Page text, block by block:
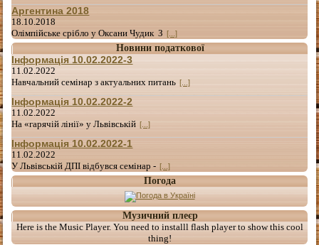
Аргентина 2018
18.10.2018
Олімпійське срібло у Оксани Чудик З
[...]
Новини податкової
Інформація 10.02.2022-3
11.02.2022
Навчальний семінар з актуальних питань [...]
Інформація 10.02.2022-2
11.02.2022
На «гарячій лінії» у Львівській [...]
Інформація 10.02.2022-1
11.02.2022
У Львівській ДПІ відбувся семінар - [...]
Погода
Музичний плеєр
Here is the Music Player. You need to installl flash player to show this cool
thing!